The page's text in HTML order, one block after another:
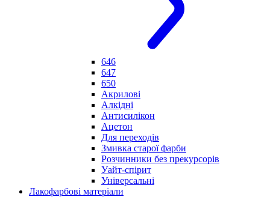
646
647
650
Акрилові
Алкідні
Антисилікон
Ацетон
Для переходів
Змивка старої фарби
Розчинники без прекурсорів
Уайт-спірит
Універсальні
Лакофарбові матеріали